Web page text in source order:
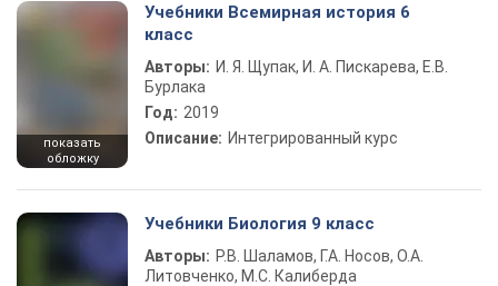
показать
обложку
Учебники Всемирная история 6
класс
Авторы: И. Я. Щупак, И. А. Пискарева, Е.В.
Бурлака
Год: 2019
Описание: Интегрированный курс
Учебники Биология 9 класс
Авторы: Р.В. Шаламов, Г.А. Носов, О.А.
Литовченко, М.С. Калиберда